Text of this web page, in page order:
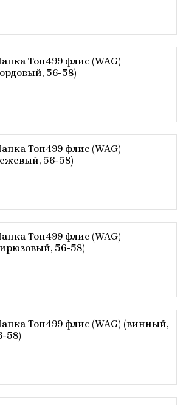
Топ499 флис (WAG)
56-58)
Топ499 флис (WAG)
56-58)
Топ499 флис (WAG)
56-58)
Топ499 флис (WAG) (винный,
58)